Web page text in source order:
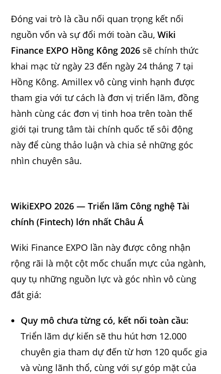
Đóng vai trò là cầu nối quan trọng kết nối
nguồn vốn và sự đổi mới toàn cầu,Wiki
Finance EXPO Hồng Kông 2026 sẽ chính thức
khai mạc từ ngày 23 đến ngày 24 tháng 7 tại
Hồng Kông. Amillex vô cùng vinh hạnh được
tham gia với tư cách là đơn vị triển lãm, đồng
hành cùng các đơn vị tinh hoa trên toàn thế
giới tại trung tâm tài chính quốc tế sôi động
này để cùng thảo luận và chia sẻ những góc
nhìn chuyên sâu.
WikiEXPO 2026 — Triển lãm Công nghệ Tài
chính (Fintech) lớn nhất Châu Á
Wiki Finance EXPO lần này được công nhận
rộng rãi là một cột mốc chuẩn mực của ngành,
quy tụ những nguồn lực và góc nhìn vô cùng
đắt giá:
Quy mô chưa từng có, kết nối toàn cầu:
Triển lãm dự kiến sẽ thu hút hơn 12.000
chuyên gia tham dự đến từ hơn 120 quốc gia
và vùng lãnh thổ, cùng với sự góp mặt của